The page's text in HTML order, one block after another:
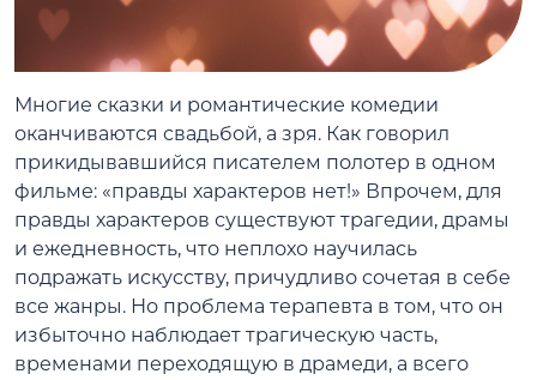
Многие сказки и романтические комедии
оканчиваются свадьбой, а зря. Как говорил
прикидывавшийся писателем полотер в одном
фильме: «правды характеров нет!» Впрочем, для
правды характеров существуют трагедии, драмы
и ежедневность, что неплохо научилась
подражать искусству, причудливо сочетая в себе
все жанры. Но проблема терапевта в том, что он
избыточно наблюдает трагическую часть,
временами переходящую в драмеди, а всего